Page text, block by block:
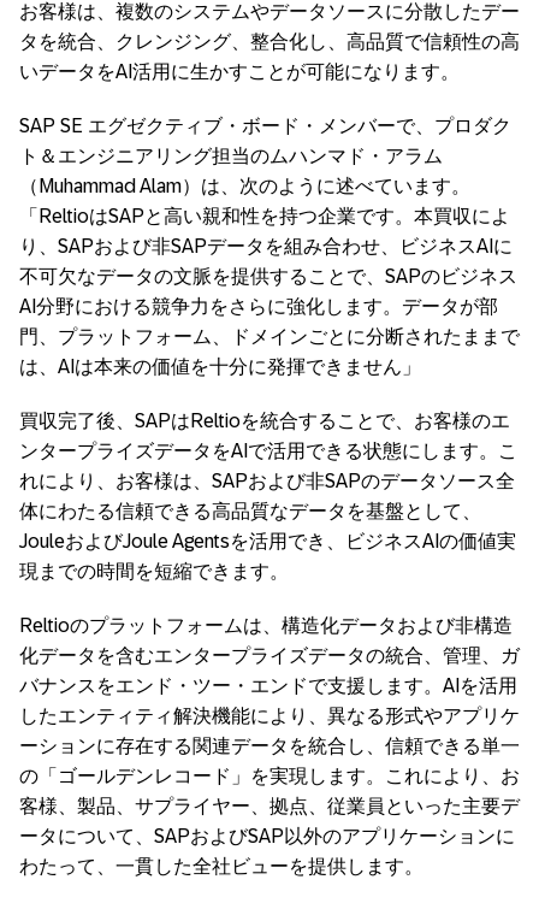
お客様は、複数のシステムやデータソースに分散したデー
タを統合、クレンジング、整合化し、高品質で信頼性の高
いデータをAI活用に生かすことが可能になります。
SAP SE エグゼクティブ・ボード・メンバーで、プロダク
ト＆エンジニアリング担当のムハンマド・アラム
（Muhammad Alam）は、次のように述べています。
「ReltioはSAPと高い親和性を持つ企業です。本買収によ
り、SAPおよび非SAPデータを組み合わせ、ビジネスAIに
不可欠なデータの文脈を提供することで、SAPのビジネス
AI分野における競争力をさらに強化します。データが部
門、プラットフォーム、ドメインごとに分断されたままで
は、AIは本来の価値を十分に発揮できません」
買収完了後、SAPはReltioを統合することで、お客様のエ
ンタープライズデータをAIで活用できる状態にします。こ
れにより、お客様は、SAPおよび非SAPのデータソース全
体にわたる信頼できる高品質なデータを基盤として、
JouleおよびJoule Agentsを活用でき、ビジネスAIの価値実
現までの時間を短縮できます。
Reltioのプラットフォームは、構造化データおよび非構造
化データを含むエンタープライズデータの統合、管理、ガ
バナンスをエンド・ツー・エンドで支援します。AIを活用
したエンティティ解決機能により、異なる形式やアプリケ
ーションに存在する関連データを統合し、信頼できる単一
の「ゴールデンレコード」を実現します。これにより、お
客様、製品、サプライヤー、拠点、従業員といった主要デ
ータについて、SAPおよびSAP以外のアプリケーションに
わたって、一貫した全社ビューを提供します。